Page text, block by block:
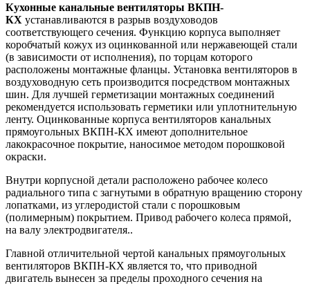
Кухонные канальные вентиляторы ВКПН-
КХ устанавливаются в разрыв воздуховодов
соответствующего сечения. Функцию корпуса выполняет
коробчатый кожух из оцинкованной или нержавеющей стали
(в зависимости от исполнения), по торцам которого
расположены монтажные фланцы. Установка вентиляторов в
воздуховодную сеть производится посредством монтажных
шин. Для лучшей герметизации монтажных соединений
рекомендуется использовать герметики или уплотнительную
ленту. Оцинкованные корпуса вентиляторов канальных
прямоугольных ВКПН-КХ имеют дополнительное
лакокрасочное покрытие, наносимое методом порошковой
окраски.
Внутри корпусной детали расположено рабочее колесо
радиального типа с загнутыми в обратную вращению сторону
лопатками, из углеродистой стали с порошковым
(полимерным) покрытием. Привод рабочего колеса прямой,
на валу электродвигателя..
Главной отличительной чертой канальных прямоугольных
вентиляторов ВКПН-КХ является то, что приводной
двигатель вынесен за пределы проходного сечения на